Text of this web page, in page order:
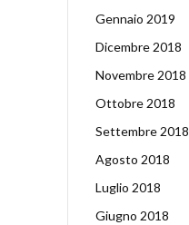
Gennaio 2019
Dicembre 2018
Novembre 2018
Ottobre 2018
Settembre 2018
Agosto 2018
Luglio 2018
Giugno 2018